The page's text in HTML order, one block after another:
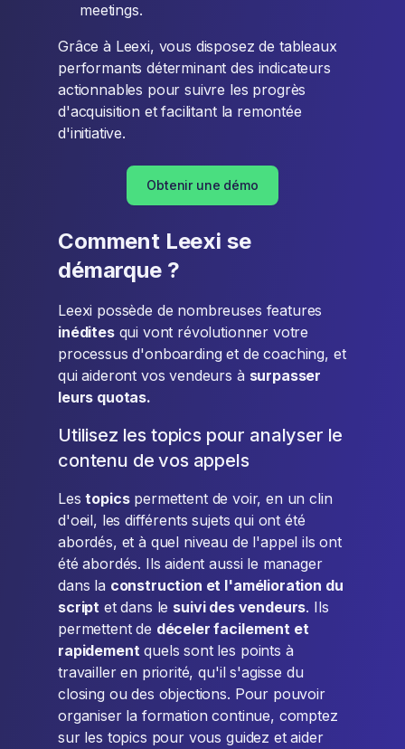
meetings.
Grâce à Leexi, vous disposez de tableaux
performants déterminant des indicateurs
actionnables pour suivre les progrès
d'acquisition et facilitant la remontée
d'initiative.
Obtenir une démo
Comment Leexi se
démarque ?
Leexi possède de nombreuses features
inéditesqui vont révolutionner votre
processus d'onboarding et de coaching, et
qui aideront vos vendeurs à surpasser
leurs quotas.
Utilisez les topics pour analyser le
contenu de vos appels
Lestopicspermettent de voir, en un clin
d'oeil, les différents sujets qui ont été
abordés, et à quel niveau de l'appel ils ont
été abordés. Ils aident aussi le manager
dans la construction et l'amélioration du
script et dans le suivi des vendeurs. Ils
permettent de déceler facilement et
rapidementquels sont les points à
travailler en priorité, qu'il s'agisse du
closing ou des objections. Pour pouvoir
organiser la formation continue, comptez
sur les topics pour vous guidez et aider